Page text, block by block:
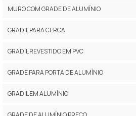
MURO COM GRADE DE ALUMÍNIO
GRADIL PARA CERCA
GRADIL REVESTIDO EM PVC
GRADE PARA PORTA DE ALUMÍNIO
GRADIL EM ALUMÍNIO